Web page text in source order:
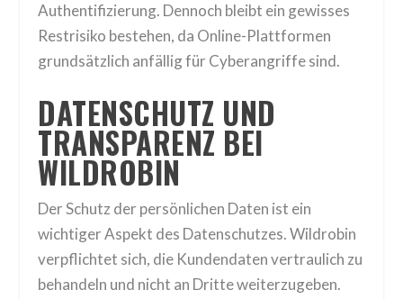
Authentifizierung. Dennoch bleibt ein gewisses
Restrisiko bestehen, da Online-Plattformen
grundsätzlich anfällig für Cyberangriffe sind.
DATENSCHUTZ UND
TRANSPARENZ BEI
WILDROBIN
Der Schutz der persönlichen Daten ist ein
wichtiger Aspekt des Datenschutzes. Wildrobin
verpflichtet sich, die Kundendaten vertraulich zu
behandeln und nicht an Dritte weiterzugeben.